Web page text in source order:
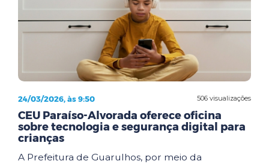
506 visualizações
24/03/2026, às 9:50
CEU Paraíso-Alvorada oferece oficina
sobre tecnologia e segurança digital para
crianças
A Prefeitura de Guarulhos, por meio da